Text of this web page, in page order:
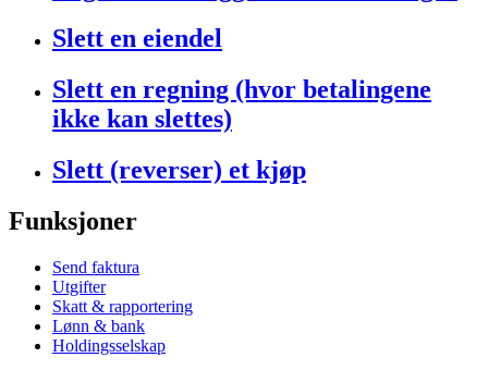
Slett en eiendel
Slett en regning (hvor betalingene
ikke kan slettes)
Slett (reverser) et kjøp
Funksjoner
Send faktura
Utgifter
Skatt & rapportering
Lønn & bank
Holdingsselskap